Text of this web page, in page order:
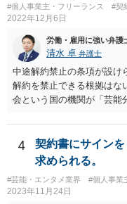
#個人事業主・フリーランス
#契
2022年12月6日
労働・雇用に強い弁護
清水 卓 弁護士
中途解約禁止の条項が設け
解約を禁止できる根拠はな
会という国の機関が「芸能
活動を⾏えない旨の義務を
動を妨害する旨⽰唆して
の濫⽤等）を例示してい
る可能性があり、あなた
す。 ただし、「※これら⾏
は，具体的態様に照らして
4
契約書にサイン
求められる。
#芸能・エンタメ業界 #個人事業
2023年11月24日